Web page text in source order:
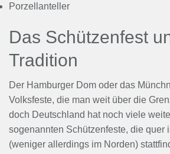
Porzellanteller
Das Schützenfest
Tradition
Der Hamburger Dom oder das
Volksfeste, die man weit über die
doch Deutschland hat noch viele
sogenannten Schützenfeste, die quer
(weniger allerdings im Norden)